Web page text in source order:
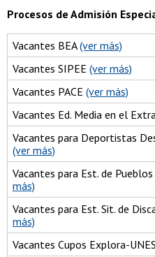
Procesos de Admisión
Vacantes BEA(ver más)
Vacantes SIPEE (ver más)
Vacantes PACE (ver más)
Vacantes Ed. Media en el
Vacantes para Deportistas
(ver más)
Vacantes para Est. de
más)
Vacantes para Est. Sit. de
más)
Vacantes Cupos Explora-